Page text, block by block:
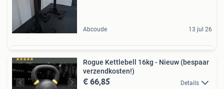
Abcoude 13 jul 26
Rogue Kettlebell 16kg - Nieuw (bespaar
verzendkosten!)
€ 66,85 Details